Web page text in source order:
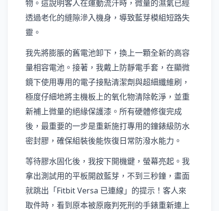
物。這說明客人在運動流汗時，微量的濕氣已經
透過老化的縫隙滲入機身，導致藍芽模組短路失
靈。
我先將膨脹的舊電池卸下，換上一顆全新的高容
量相容電池。接著，我戴上防靜電手套，在顯微
鏡下使用專用的電子接點清潔劑與超細纖維刷，
極度仔細地將主機板上的氧化物清除乾淨，並重
新補上微量的絕緣保護漆。所有硬體修復完成
後，最重要的一步是重新施打專用的鐘錶級防水
密封膠，確保組裝後能恢復日常防潑水能力。
等待膠水固化後，我按下開機鍵，螢幕亮起。我
拿出測試用的平板開啟藍芽，不到三秒鐘，畫面
就跳出「Fitbit Versa 已連線」的提示！客人來
取件時，看到原本被原廠判死刑的手錶重新連上